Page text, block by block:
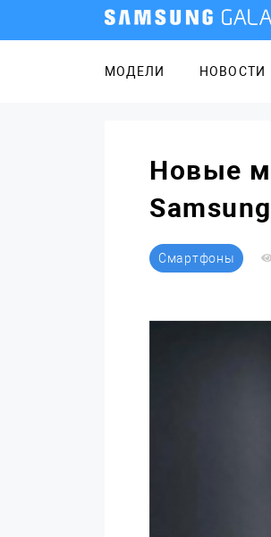
МОДЕЛИ НОВОСТИ
Новые
Смартфоны